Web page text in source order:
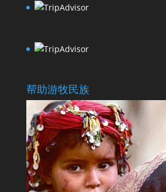
帮助游牧民族